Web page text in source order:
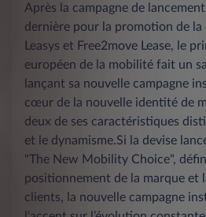
Après la campagne de lancement
dernière pour la promotion de
Leasys et Free2move Lease, le
européen de la mobilité fait un
lançant sa nouvelle campagne
cœur de la nouvelle identité de
deux de ses caractéristiques
et le dynamisme.Si la devise
"The New Mobility Choice",
positionnement de la marque et
clients, la nouvelle campagne